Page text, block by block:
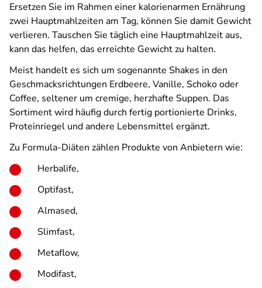
Ersetzen Sie im Rahmen einer kalorienarmen Ernährung
zwei Hauptmahlzeiten am Tag, können Sie damit Gewicht
verlieren. Tauschen Sie täglich eine Hauptmahlzeit aus,
kann das helfen, das erreichte Gewicht zu halten.
Meist handelt es sich um sogenannte Shakes in den
Geschmacksrichtungen Erdbeere, Vanille, Schoko oder
Coffee, seltener um cremige, herzhafte Suppen. Das
Sortiment wird häufig durch fertig portionierte Drinks,
Proteinriegel und andere Lebensmittel ergänzt.
Zu Formula-Diäten zählen Produkte von Anbietern wie:
Herbalife,
Optifast,
Almased,
Slimfast,
Metaflow,
Modifast,